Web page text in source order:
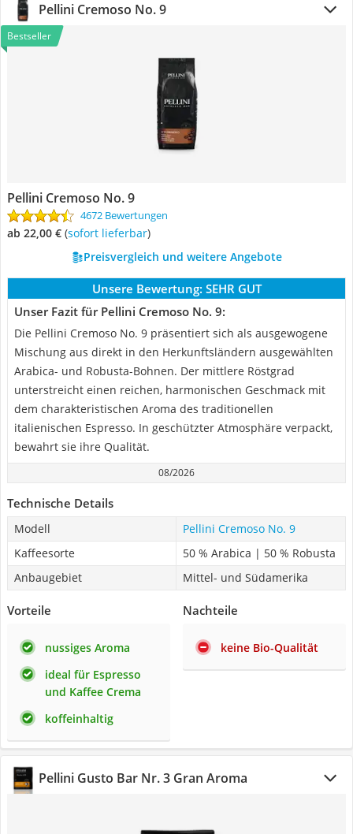
Pellini Cremoso No. 9
Bestseller
Pellini Cremoso No. 9
4672 Bewertungen
ab 22,00 € ( Sofort lieferbar)
Preisvergleich und weitere Angebote
Unsere Bewertung: SEHR GUT
Unser Fazit für Pellini Cremoso No. 9:
Die Pellini Cremoso No. 9 präsentiert sich als ausgewogene
Mischung aus direkt in den Herkunftsländern ausgewählten
Arabica- und Robusta-Bohnen. Der mittlere Röstgrad
unterstreicht einen reichen, harmonischen Geschmack mit
dem charakteristischen Aroma des traditionellen
italienischen Espresso. In geschützter Atmosphäre verpackt,
bewahrt sie ihre Qualität.
08/2026
Technische Details
Modell
Pellini Cremoso No. 9
Kaffeesorte
50 % Arabica | 50 % Robusta
Anbaugebiet
Mittel- und Südamerika
Vorteile
nussiges Aroma
ideal für Espresso
und Kaffee Crema
koffeinhaltig
Nachteile
keine Bio-Qualität
Pellini Gusto Bar Nr. 3 Gran Aroma